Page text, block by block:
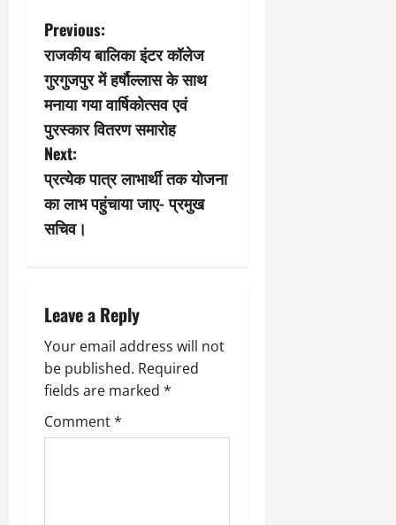
P
o
s
t
n
a
g
a
t
i
Previous:
राजकीय बालिका इंटर कॉलेज
गुरगुजपुर में हर्षौल्लास के साथ
मनाया गया वार्षिकोत्सव एवं
पुरस्कार वितरण समारोह
Next:
प्रत्येक पात्र लाभार्थी तक योजना
का लाभ पहुंचाया जाए- प्रमुख
सचिव।
Leave a Reply
Your email address will not
be published. Required
fields are marked *
Comment*